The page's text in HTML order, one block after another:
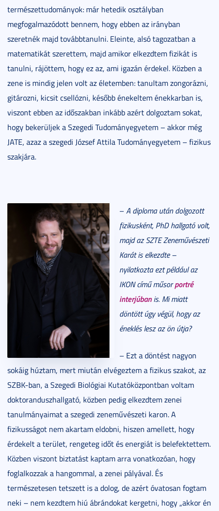
természettudományok: már hetedik osztályban
megfogalmazódott bennem, hogy ebben az irányban
szeretnék majd továbbtanulni. Eleinte, alsó tagozatban a
matematikát szerettem, majd amikor elkezdtem fizikát is
tanulni, rájöttem, hogy ez az, ami igazán érdekel. Közben a
zene is mindig jelen volt az életemben: tanultam zongorázni,
gitározni, kicsit csellózni, később énekeltem énekkarban is,
viszont ebben az időszakban inkább azért dolgoztam sokat,
hogy bekerüljek a Szegedi Tudományegyetem – akkor még
JATE, azaz a szegedi József Attila Tudományegyetem – fizikus
szakjára.
– A diploma után dolgozott
fizikusként, PhD hallgató volt,
majd az SZTE Zeneművészeti
Karát is elkezdte –
nyilatkozta ezt például az
IKON című műsorportré
interjúbanis. Mi miatt
döntött úgy végül, hogy az
éneklés lesz az ön útja?
– Ezt a döntést nagyon
sokáig húztam, mert miután elvégeztem a fizikus szakot, az
SZBK-ban, a Szegedi Biológiai Kutatóközpontban voltam
doktoranduszhallgató, közben pedig elkezdtem zenei
tanulmányaimat a szegedi zeneművészeti karon. A
fizikusságot nem akartam eldobni, hiszen amellett, hogy
érdekelt a terület, rengeteg időt és energiát is belefektettem.
Közben viszont biztatást kaptam arra vonatkozóan, hogy
foglalkozzak a hangommal, a zenei pályával. És
természetesen tetszett is a dolog, de azért óvatosan fogtam
neki – nem kezdtem hiú ábrándokat kergetni, hogy „akkor én